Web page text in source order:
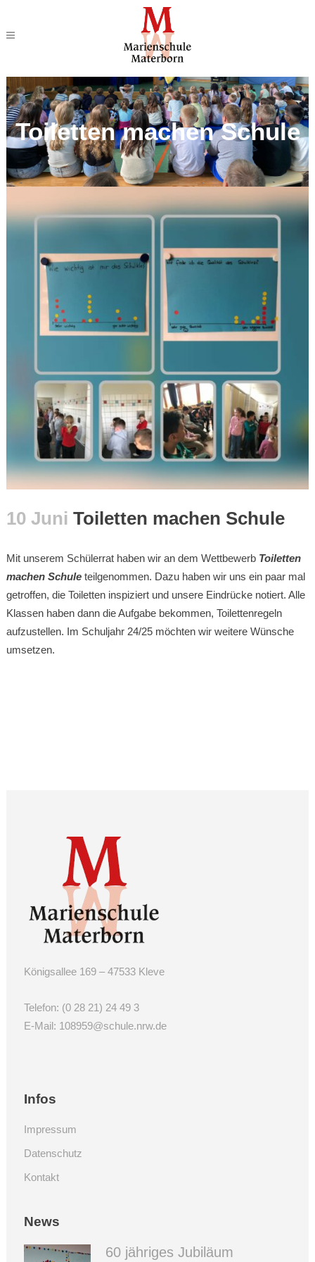
Toiletten machen Schule
10 Juni Toiletten machen Schule
Mit unserem Schülerrat haben wir an dem Wettbewerb Toiletten
machen Schule teilgenommen. Dazu haben wir uns ein paar mal
getroffen, die Toiletten inspiziert und unsere Eindrücke notiert. Alle
Klassen haben dann die Aufgabe bekommen, Toilettenregeln
aufzustellen. Im Schuljahr 24/25 möchten wir weitere Wünsche
umsetzen.
Königsallee 169 – 47533 Kleve
Telefon: (0 28 21) 24 49 3
E-Mail: 108959@schule.nrw.de
Infos
Impressum
Datenschutz
Kontakt
News
60 jähriges Jubiläum